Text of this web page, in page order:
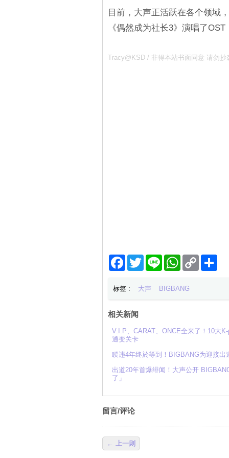
目前，大声正活跃在各个领域
《偶然成为社长3》演唱了
Tracy@KSD / 非得本站书面同意 请勿
Facebook
TwitterLine WhatsApp
Copy
Link
分
标签 : 大声 BIGBANG
相关新闻
V.I.P、CARAT、ONCE全来了！10大
通变关卡
睽违4年终於等到！BIGBANG为迎接
出道20年首爆绯闻！大声公开
了」
留言/评论
← 上一则